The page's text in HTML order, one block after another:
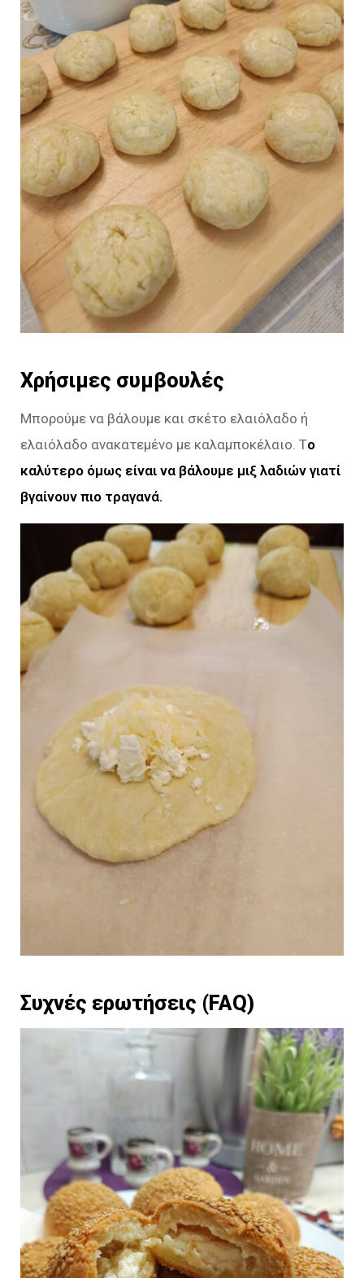
Χρήσιμες συμβουλές
Μπορούμε να βάλουμε και σκέτο ελαιόλαδο ή
ελαιόλαδο ανακατεμένο με καλαμποκέλαιο. Το
καλύτερο όμως είναι να βάλουμε μιξ λαδιών γιατί
βγαίνουν πιο τραγανά.
Συχνές ερωτήσεις (FAQ)